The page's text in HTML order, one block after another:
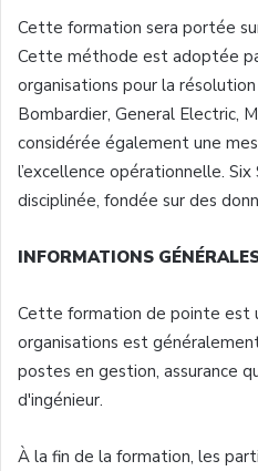
Cette formation sera portée
Cette méthode est adoptée
organisations pour la résolution
Bombardier, General Electric,
considérée également une
l’excellence opérationnelle. Six
disciplinée, fondée sur des
INFORMATIONS
Cette formation de pointe est
organisations est
postes en gestion, assurance
d'ingénieur.
À la fin de la formation, les